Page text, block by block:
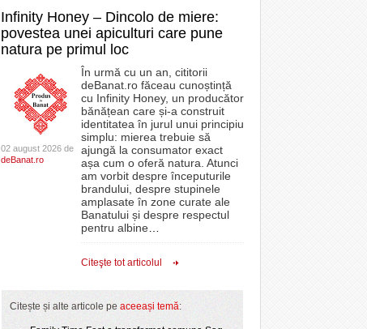
Infinity Honey – Dincolo de miere:
povestea unei apiculturi care pune
natura pe primul loc
02 august 2026 de
deBanat.ro
În urmă cu un an, cititorii
deBanat.ro făceau cunoștință
cu Infinity Honey, un producător
bănățean care și-a construit
identitatea în jurul unui principiu
simplu: mierea trebuie să
ajungă la consumator exact
așa cum o oferă natura. Atunci
am vorbit despre începuturile
brandului, despre stupinele
amplasate în zone curate ale
Banatului și despre respectul
pentru albine
Citeşte tot articolul
Citește și alte articole pe aceeași temă: